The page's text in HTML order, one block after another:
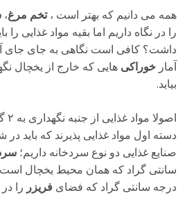
همه می دانیم که بهتر است ،تخم مرغ،
را در نگاه داریم اما بقیه مواد غذایی را
داشت؟ کافی است نگاهی به جای جای
آمار خوراکی هایی که خارج از یخچال
بیاید.
دسته اول مواد غذایی پذیرند که باید
صنایع غذایی دو نوع سردخانه داریم؛
سانتی گراد که همان محیط یخچال
درجه سانتی گراد که فضای فریزر را